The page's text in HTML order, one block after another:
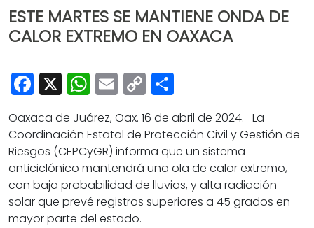
Capital
Policíaca
Cultura
Deportes
Opinión
ESTE MARTES SE MANTIENE ONDA DE
CALOR EXTREMO EN OAXACA
Facebook
X WhatsApp
Email
Copy
Link
Oaxaca de Juárez, Oax. 16 de abril de 2024.- La
Coordinación Estatal de Protección Civil y Gestión de
Riesgos (CEPCyGR) informa que un sistema
anticiclónico mantendrá una ola de calor extremo,
con baja probabilidad de lluvias, y alta radiación
solar que prevé registros superiores a 45 grados en
mayor parte del estado.